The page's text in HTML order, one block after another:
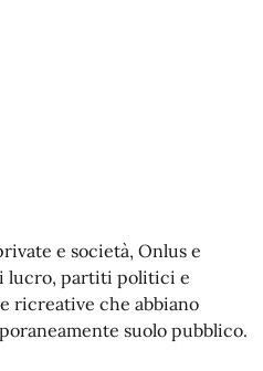
e società, Onlus e
lucro, partiti politici e
ricreative che abbiano
suolo pubblico.